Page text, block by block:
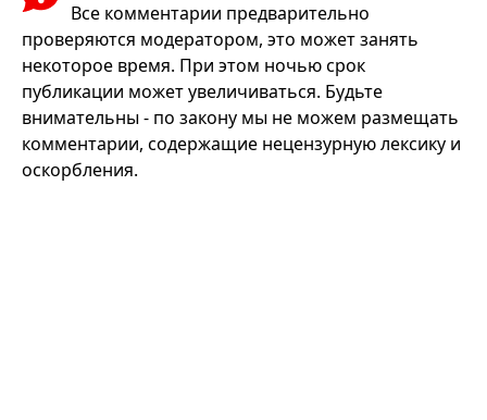
Все комментарии предварительно
проверяются модератором, это может занять
некоторое время. При этом ночью срок
публикации может увеличиваться. Будьте
внимательны - по закону мы не можем размещать
комментарии, содержащие нецензурную лексику и
оскорбления.